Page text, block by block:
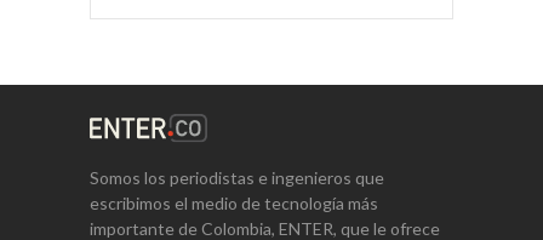
Somos los periodistas e ingenieros que
escribimos el medio de tecnología más
importante de Colombia, ENTER, que le ofrece